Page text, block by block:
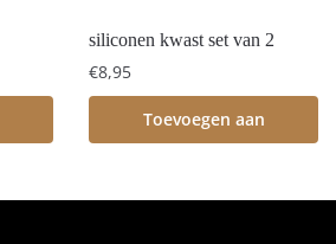
siliconen kwast set van 2
€8,95
Toevoegen aan